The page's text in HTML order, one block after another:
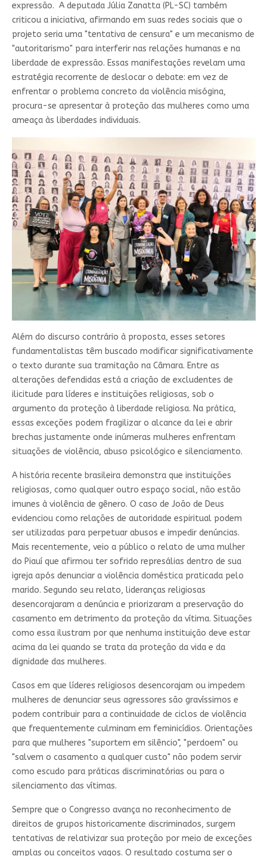
expressão. A deputada Júlia Zanatta (PL-SC) também
criticou a iniciativa, afirmando em suas redes sociais que o
projeto seria uma "tentativa de censura" e um mecanismo de
"autoritarismo" para interferir nas relações humanas e na
liberdade de expressão. Essas manifestações revelam uma
estratégia recorrente de deslocar o debate: em vez de
enfrentar o problema concreto da violência misógina,
procura-se apresentar à proteção das mulheres como uma
ameaça às liberdades individuais.
Além do discurso contrário à proposta, esses setores
fundamentalistas têm buscado modificar significativamente
o texto durante sua tramitação na Câmara. Entre as
alterações defendidas está a criação de excludentes de
ilicitude para líderes e instituições religiosas, sob o
argumento da proteção à liberdade religiosa. Na prática,
essas exceções podem fragilizar o alcance da lei e abrir
brechas justamente onde inúmeras mulheres enfrentam
situações de violência, abuso psicológico e silenciamento.
A história recente brasileira demonstra que instituições
religiosas, como qualquer outro espaço social, não estão
imunes à violência de gênero. O caso de João de Deus
evidenciou como relações de autoridade espiritual podem
ser utilizadas para perpetuar abusos e impedir denúncias.
Mais recentemente, veio a público o relato de uma mulher
do Piauí que afirmou ter sofrido represálias dentro de sua
igreja após denunciar a violência doméstica praticada pelo
marido. Segundo seu relato, lideranças religiosas
desencorajaram a denúncia e priorizaram a preservação do
casamento em detrimento da proteção da vítima. Situações
como essa ilustram por que nenhuma instituição deve estar
acima da lei quando se trata da proteção da vida e da
dignidade das mulheres.
Casos em que líderes religiosos desencorajam ou impedem
mulheres de denunciar seus agressores são gravíssimos e
podem contribuir para a continuidade de ciclos de violência
que frequentemente culminam em feminicídios. Orientações
para que mulheres "suportem em silêncio", "perdoem" ou
"salvem o casamento a qualquer custo" não podem servir
como escudo para práticas discriminatórias ou para o
silenciamento das vítimas.
Sempre que o Congresso avança no reconhecimento de
direitos de grupos historicamente discriminados, surgem
tentativas de relativizar sua proteção por meio de exceções
amplas ou conceitos vagos. O resultado costuma ser o